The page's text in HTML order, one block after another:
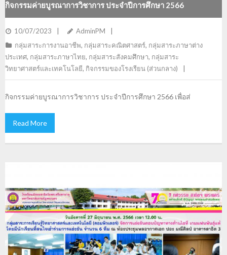
กิจกรรมค่ายบูรณาการวิชาการ ประจำปีการศึกษา 2566
10/07/2023
AdminPM
กลุ่มสาระการงานอาชีพ, กลุ่มสาระคณิตศาสตร์, กลุ่มสาระภาษาต่าง
ประเทศ, กลุ่มสาระภาษาไทย, กลุ่มสาระสังคมศึกษา, กลุ่มสาระ
วิทยาศาสตร์และเทคโนโลยี, กิจกรรมของโรงเรียน (ส่วนกลาง)
กิจกรรมค่ายบูรณาการวิชาการ ประจำปีการศึกษา 2566 เพื่อส่
Read More